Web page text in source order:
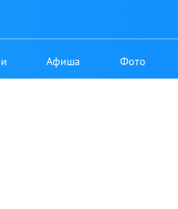
Афиша Фото